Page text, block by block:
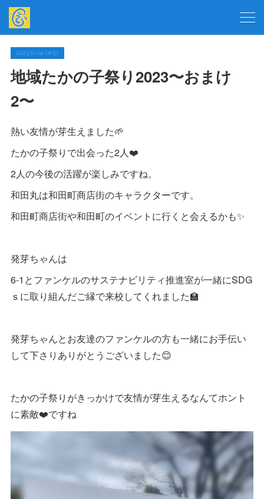
2023.12.04 08:51
地域たかの子祭り2023〜おまけ
2〜
熱い友情が芽生えました🌱
たかの子祭りで出会った2人❤️
2人の今後の活躍が楽しみですね。
和田丸は和田町商店街のキャラクターです。
和田町商店街や和田町のイベントに行くと会えるかも✨
発芽ちゃんは
6-1とファンケルのサステナビリティ推進室が一緒にSDG
ｓに取り組んだご縁で来校してくれました🏫
発芽ちゃんとお友達のファンケルの方も一緒にお手伝い
して下さりありがとうございました😊
たかの子祭りがきっかけで友情が芽生えるなんてホント
に素敵❤️ですね